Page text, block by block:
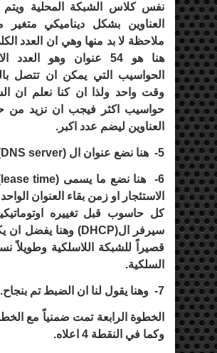
نفس كلاس الشبكة المحلية ويتم
العناوين بشكل ديناميكي
ملاحظة لا بد منها وهي ان العدد
هنا هو 54 عنوان وهو
الحواسيب التي يمكن ان تتصل
وقت واحد ولذا ان كنا نعلم ان
حواسيب اكثر فيجب ان نزيد
العناوين ليضم عدد اكبر.
5- هنا نضع عنوان ال (DNS server
6- هنا نضع ما يسمى (lease time
الاستئجار او زمن بقاء العنوان
كل حاسوب قبل تغييره
سيرفر ال(DHCP) وهنا يفضل ان
قصيراً للشبكة اللاسلكية وطويلاً
السلكية.
7- وهنا يقول لنا ان الضبط تم بنجاح.
الخطوة الرابعة تمت ضمنياً مع
وكما في النقطة 4 اعلاه.